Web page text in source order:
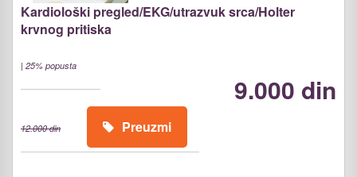
Kardiološki pregled/EKG/utrazvuk srca/Holter
krvnog pritiska
| 25% popusta
9.000 din
12.000 din Preuzmi